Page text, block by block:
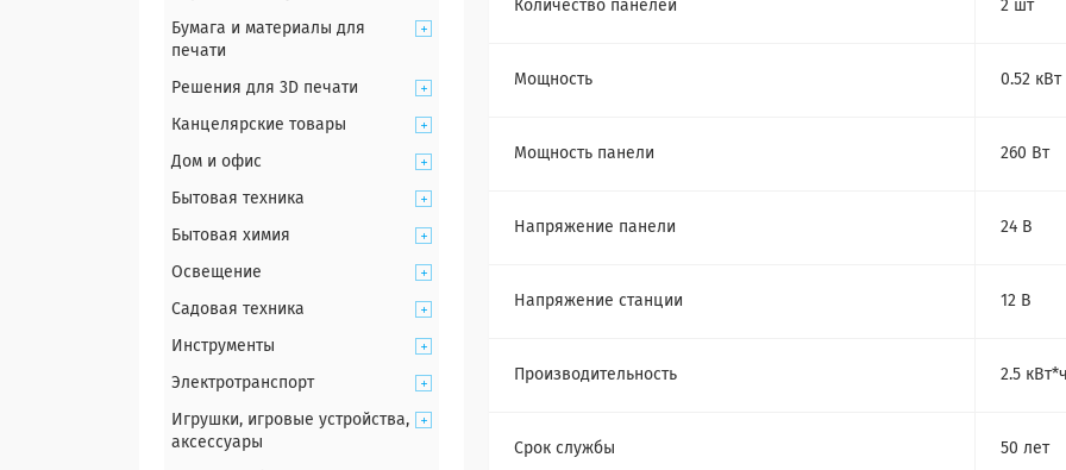
Количество панелей 2 шт
Мощность 0.52 кВт
Мощность панели 260 Вт
Напряжение панели 24 В
Напряжение станции 12 В
Производительность 2.5
Срок службы 50 лет
Бумага и материалы для
печати
Решения для 3D печати
Канцелярские товары
Дом и офис
Бытовая техника
Бытовая химия
Освещение
Садовая техника
Инструменты
Электротранспорт
Игрушки, игровые устройства,
аксессуары